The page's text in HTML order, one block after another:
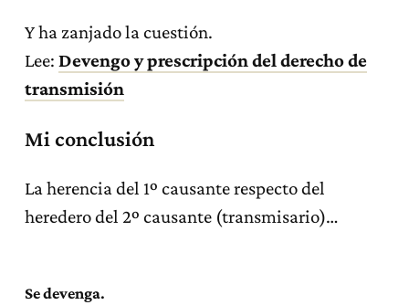
Y ha zanjado la cuestión.
Lee: Devengo y prescripción del derecho de
transmisión
Mi conclusión
La herencia del 1º causante respecto del
heredero del 2º causante (transmisario)…
Se devenga.